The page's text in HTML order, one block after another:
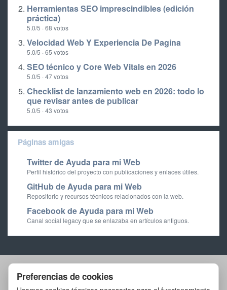
Herramientas SEO imprescindibles (edición
práctica)
5.0/5 · 68 votos
Velocidad Web Y Experiencia De Pagina
5.0/5 · 65 votos
SEO técnico y Core Web Vitals en 2026
5.0/5 · 47 votos
Checklist de lanzamiento web en 2026: todo lo
que revisar antes de publicar
5.0/5 · 43 votos
Páginas amigas
Twitter de Ayuda para mi Web
Perfil histórico del proyecto con publicaciones y enlaces útiles.
GitHub de Ayuda para mi Web
Repositorio y recursos técnicos relacionados con la web.
Facebook de Ayuda para mi Web
Canal social legacy que se enlazaba en artículos antiguos.
Artículos Herramientas
Preferencias de cookies